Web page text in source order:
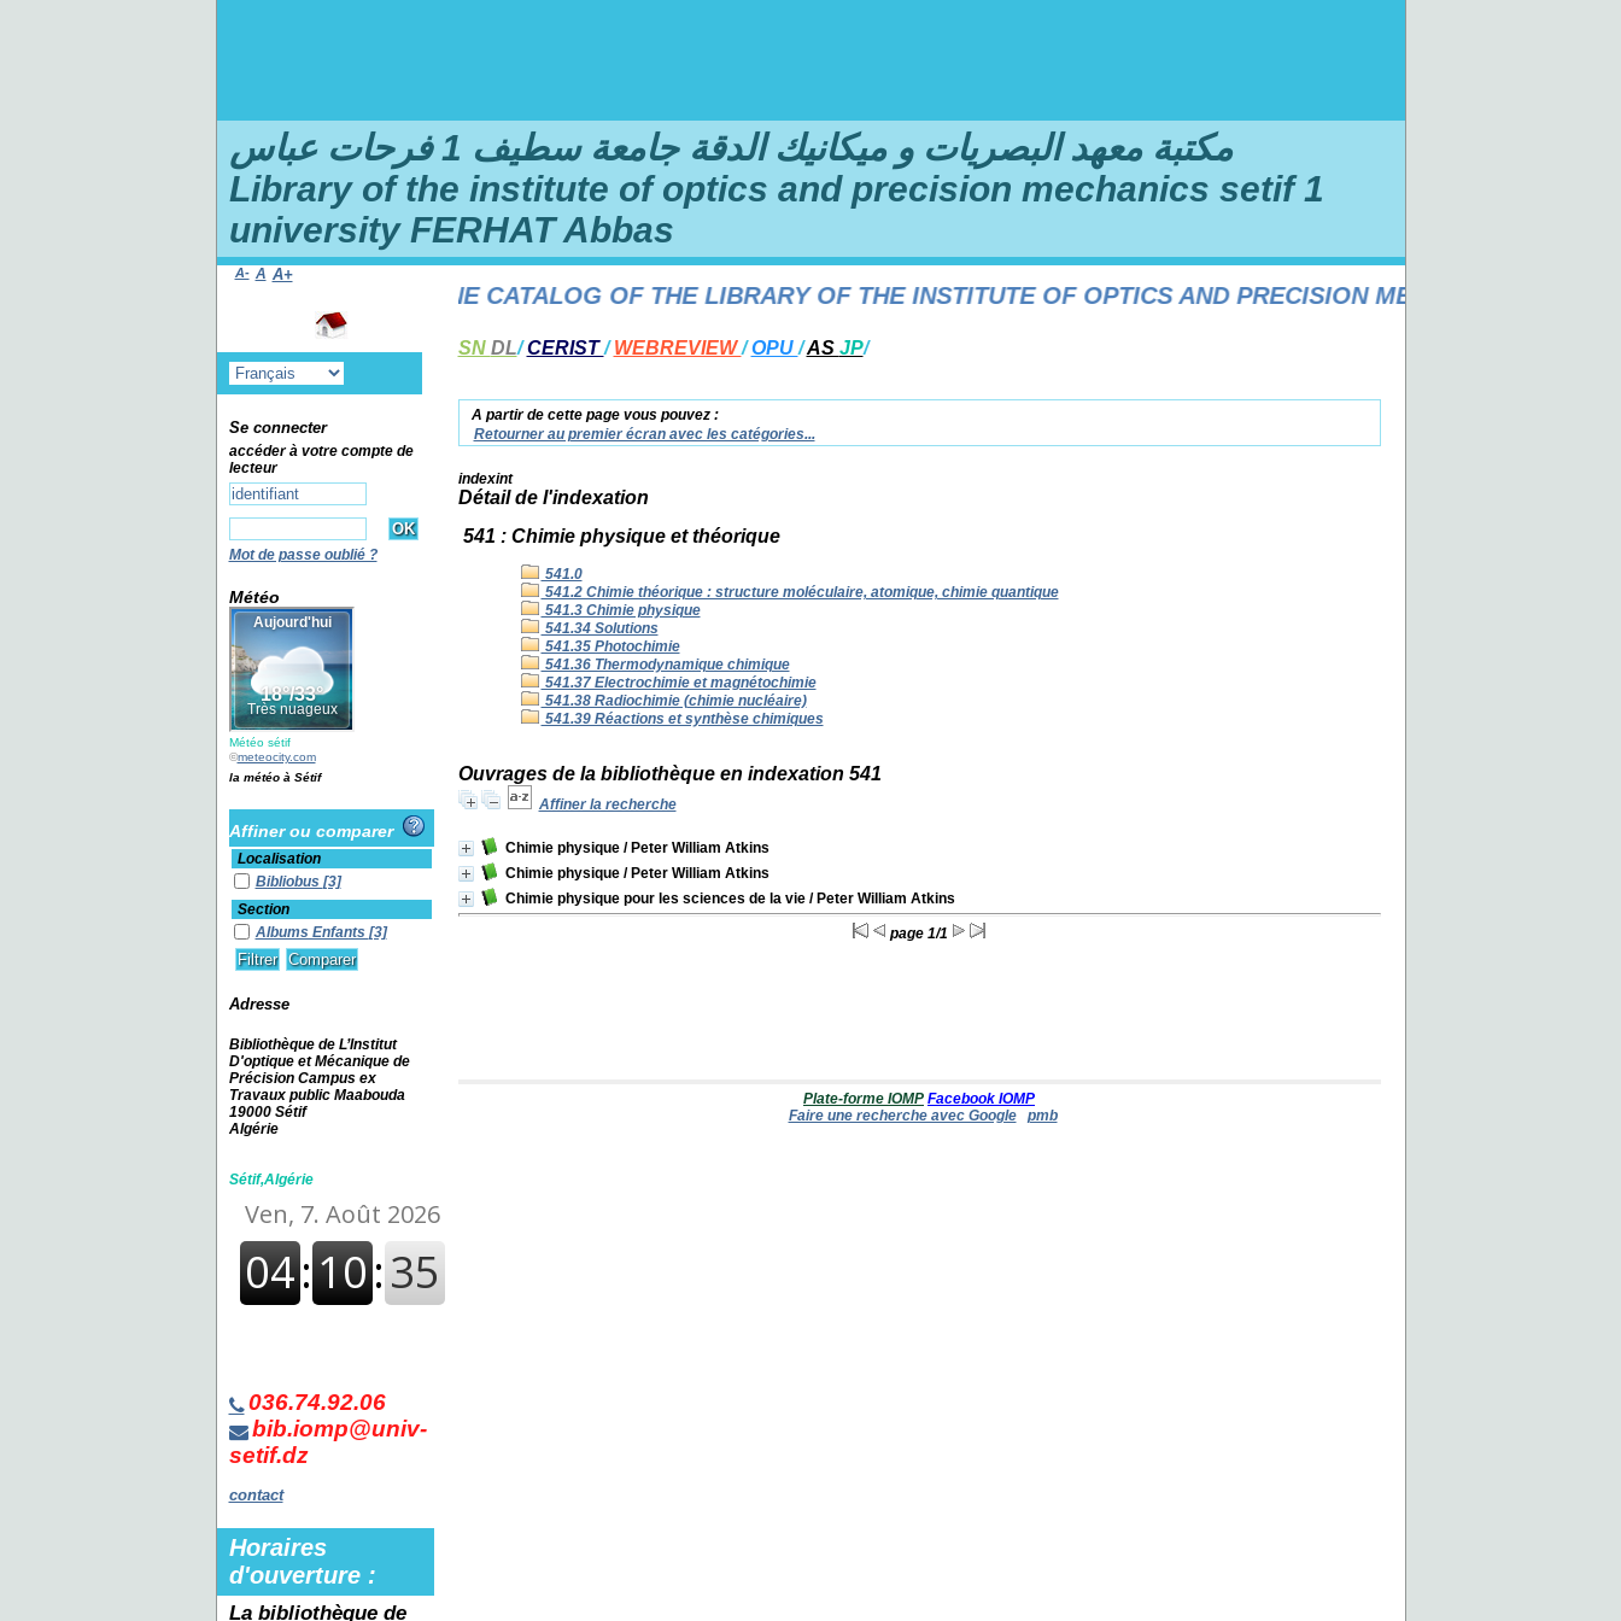
مكتبة معهد البصريات و ميكانيك الدقة جامعة سطيف 1 فرحات عباس
Library of the institute of optics and precision mechanics setif 1
university FERHAT Abbas
SN DL/CERIST/WEBREVIEW/OPU /AS JP/
A partir de cette page vous pouvez :
Retourner au premier écran avec les catégories...
indexint
Détail de l'indexation
541 : Chimie physique et théorique
541.0
541.2 Chimie théorique : structure moléculaire, atomique, chimie quantique
541.3 Chimie physique
541.34 Solutions
541.35 Photochimie
541.36 Thermodynamique chimique
541.37 Electrochimie et magnétochimie
541.38 Radiochimie (chimie nucléaire)
541.39 Réactions et synthèse chimiques
Ouvrages de la bibliothèque en indexation 541
Affiner la recherche
Chimie physique/ Peter William Atkins
Chimie physique/ Peter William Atkins
Chimie physique pour les sciences de la vie/ Peter William Atkins
page 1/1
Plate-forme IOMP Facebook IOMP
Faire une recherche avec Google
pmb
WELCOME TO THE ONLINE CATALOG OF THE LIBRARY OF THE INSTITUTE OF OPTICS AND PRECISION MECHANICS SÉTIF 1
A- A A+
Se connecter
accéder à votre compte de
lecteur
Mot de passe oublié ?
Météo
Météo sétif
©meteocity.com
la météo à Sétif
Affiner ou comparer
Localisation
Bibliobus [3]
Section
Albums Enfants [3]
Adresse
Bibliothèque de L’Institut
D'optique et Mécanique de
Précision Campus ex
Travaux public Maabouda
19000 Sétif
Algérie
Sétif,Algérie
036.74.92.06
bib.iomp@univ-
setif.dz
contact
Horaires
d'ouverture :
La bibliothèque de